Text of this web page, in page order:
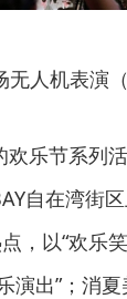
无人机表演
乐节系列
自在湾街
，以“欢乐
演出”；消